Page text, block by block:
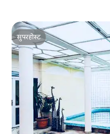
सुपरहोस्ट
सुपरहोस्ट